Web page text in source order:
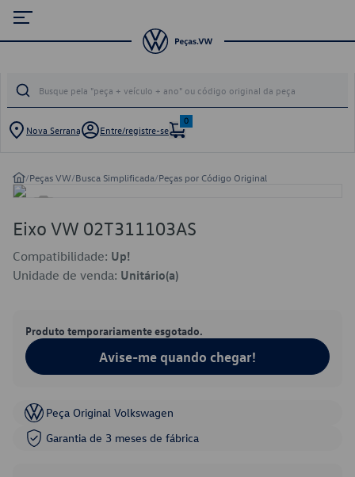
Nova Serrana Entre/registre-se
0
/Peças VW/Busca Simplificada/Peças por Código Original
Eixo VW 02T311103AS
Compatibilidade: Up!
Unidade de venda: Unitário(a)
Produto temporariamente esgotado.
Avise-me quando chegar!
Peça Original Volkswagen
Garantia de 3 meses de fábrica